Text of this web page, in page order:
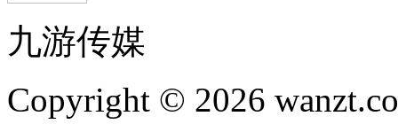
九游传媒
Copyright © 2026